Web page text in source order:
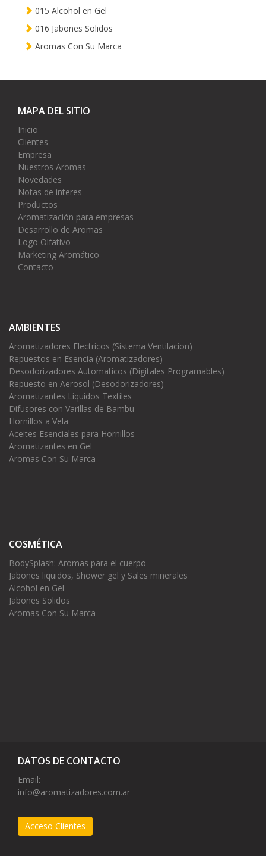
015 Alcohol en Gel
016 Jabones Solidos
Aromas Con Su Marca
MAPA DEL SITIO
Inicio
Clientes
Empresa
Nuestros Aromas
Novedades
Notas de interes
Productos
Aromatización para empresas
Desarrollo de Aromas
Logo Olfativo
Marketing Aromático
Contacto
AMBIENTES
Aromatizadores Electricos (Sistema Ventilacion)
Repuestos en Esencia (Aromatizadores)
Desodorizadores Automaticos (Digitales Programables)
Repuesto en Aerosol (Desodorizadores)
Aromatizantes Liquidos Textiles
Difusores con Varillas de Bambu
Hornillos a Vela
Aceites Esenciales para Hornillos
Aromatizantes en Gel
Aromas Con Su Marca
COSMÉTICA
BodySplash: Aromas para el cuerpo
Jabones liquidos, Shower gel y Sales minerales
Alcohol en Gel
Jabones Solidos
Aromas Con Su Marca
DATOS DE CONTACTO
Email:
info@aromatizadores.com.ar
Acceso Clientes